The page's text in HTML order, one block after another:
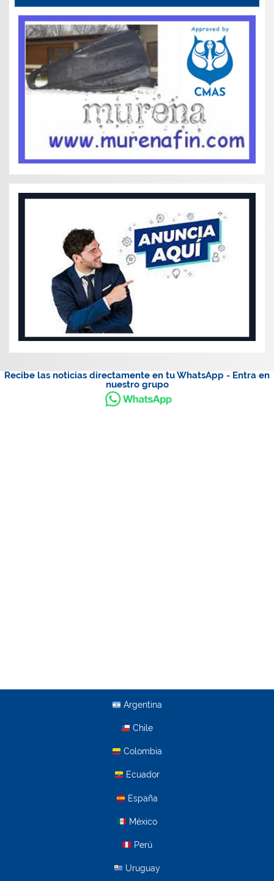
Recibe las noticias directamente en tu WhatsApp - Entra en
nuestro grupo
Argentina
Chile
Colombia
Ecuador
España
México
Perú
Uruguay